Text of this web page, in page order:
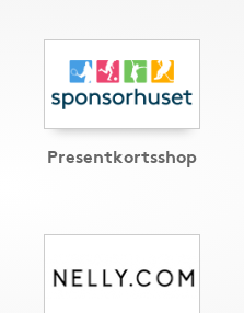
Presentkortsshop